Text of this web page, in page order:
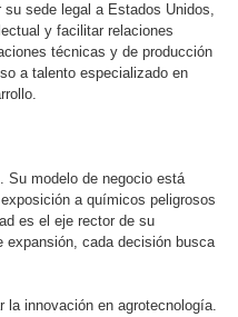
sede legal a Estados Unidos,
y facilitar relaciones
técnicas y de producción
a talento especializado en
Su modelo de negocio está
a químicos peligrosos
es el eje rector de su
expansión, cada decisión busca
la innovación en agrotecnología.